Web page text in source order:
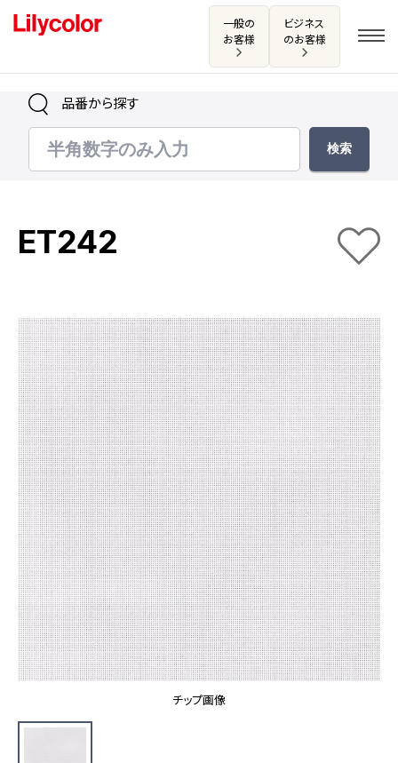
一般の
お客様
ビジネス
のお客様
ログイン・新規会員登録
お気に入り
商品を探す
商品を探す トップ
壁紙
カーテン
床材
ブランド・コレクション
Lilycolor Coordinate 着せ替えシミュレーション
カタログ一覧
カタログ一覧 トップ
壁紙
カーテン
床材
サステナブル商品
ノンワックス床タイル
壁紙機能性ガイド
施工事例
施工事例 トップ
医療・福祉施設
ホテル・オフィス・店舗
モデルハウス
新築戸建・マンション
#リリカラのある暮らし
リリカラノート
ショールーム
ショールーム トップ
東京ショールーム
大阪ショールーム
お客様サポート
お客様サポート トップ
画像ダウンロード
品番から探す
ET242
チップ画像